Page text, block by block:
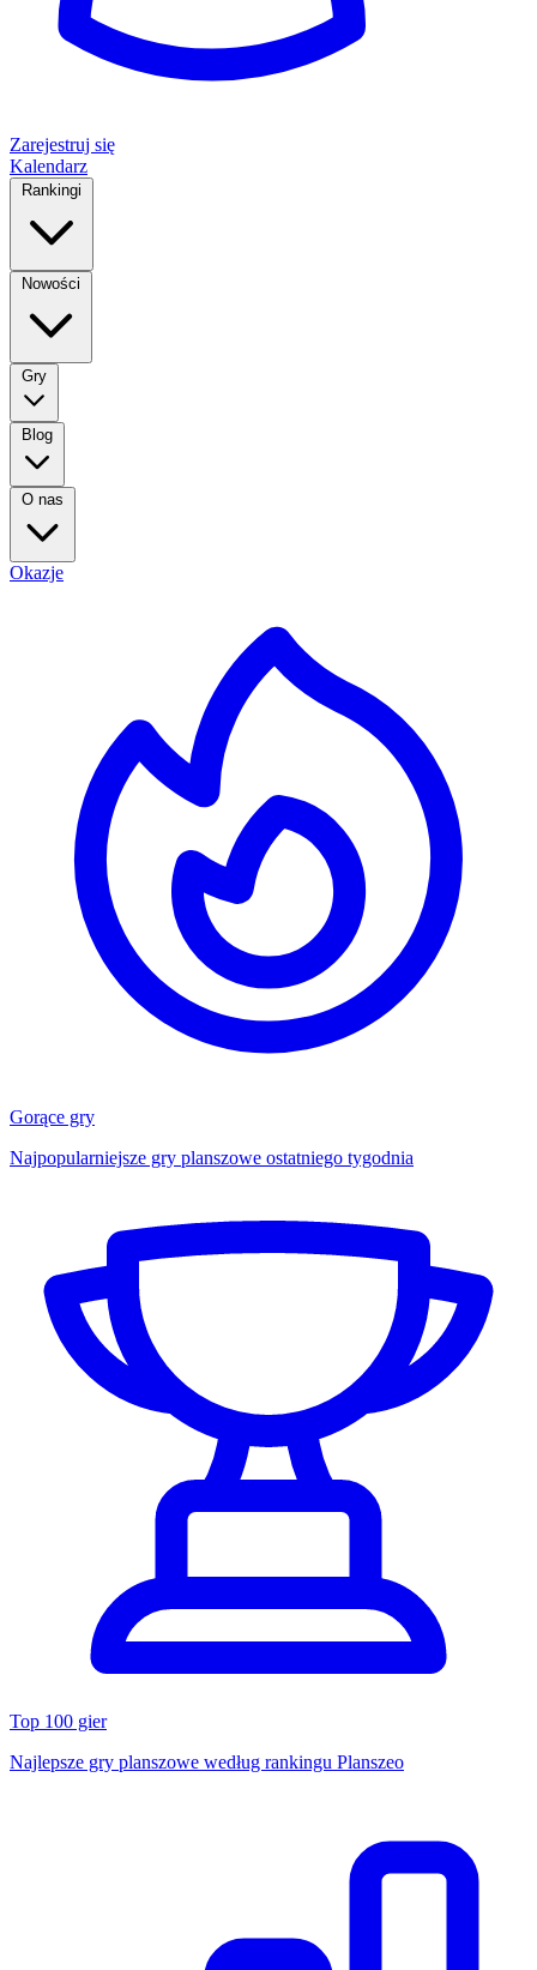
Zarejestruj się
Kalendarz
Rankingi
Nowości
Gry
Blog
O nas
Okazje
Gorące gry
Najpopularniejsze gry planszowe ostatniego tygodnia
Top 100 gier
Najlepsze gry planszowe według rankingu Planszeo